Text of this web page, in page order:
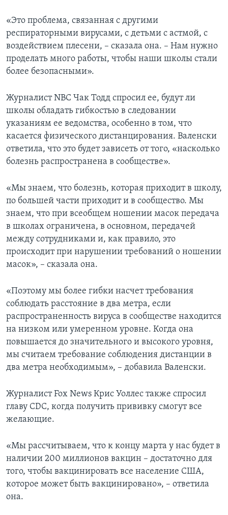
«Это проблема, связанная с другими
респираторными вирусами, с детьми с астмой, с
воздействием плесени, – сказала она. – Нам нужно
проделать много работы, чтобы наши школы стали
более безопасными».
Журналист NBC Чак Тодд спросил ее, будут ли
школы обладать гибкостью в следовании
указаниям ее ведомства, особенно в том, что
касается физического дистанцирования. Валенски
ответила, что это будет зависеть от того, «насколько
болезнь распространена в сообществе».
«Мы знаем, что болезнь, которая приходит в школу,
по большей части приходит и в сообщество. Мы
знаем, что при всеобщем ношении масок передача
в школах ограничена, в основном, передачей
между сотрудниками и, как правило, это
происходит при нарушении требований о ношении
масок», – сказала она.
«Поэтому мы более гибки насчет требования
соблюдать расстояние в два метра, если
распространенность вируса в сообществе находится
на низком или умеренном уровне. Когда она
повышается до значительного и высокого уровня,
мы считаем требование соблюдения дистанции в
два метра необходимым», – добавила Валенски.
Журналист Fox News Крис Уоллес также спросил
главу CDC, когда получить прививку смогут все
желающие.
«Мы рассчитываем, что к концу марта у нас будет в
наличии 200 миллионов вакцин – достаточно для
того, чтобы вакцинировать все население США,
которое может быть вакцинировано», – ответила
она.